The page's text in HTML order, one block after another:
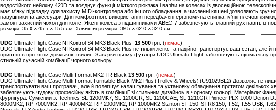
водостійкого нейлону 420D та поєднує функції місткого рюкзака і валізи на колесах із двосекційною
має м'яку підкладку для захисту MIDI-контролера або іншого обладнання, а численні кишені дозволяють зручно
навушники та аксесуари. Для комфортного використання передбачені ергономічна спинка, м'які плечові
замок і захисний чохол для коліс. Якісні колеса з підшипниками ABEC-7 забезпечують плавний рух навіть із
розміри: 35.0 × 45.5 × 15.5 см. Зовнішні розміри: 39.5 × 62.0 × 32.0 см
UDG Ultimate Flight Case NI Kontrol S4 MK3 Black Plus 13 500 грн. (немає)
UDG Ultimate Flight Case NI Kontrol S4 MK3 Black Plus не тільки легко та надійно транспортує ваш сетап, але
пристроїв протягом декількох хвилин. Завдяки цьому футляри UDG Ultimate Flight забезпечують преміальну
стильній сучасній комбінації чорного кольору.
UDG Ultimate Flight Case Multi Format MK2 TR Black 13 500 грн. (немає)
UDG Ultimate Flight Case Multi Format Turntable Black MK2 Plus (Trolley & Wheels) (U91029BL2) Дозволяє не
транспортувати ваш програвач, але й полегшує налаштування та установку обладнання протягом декількох
забезпечують чудову професійну якість в комбінації зі стильним дизайном в чорному кольорі. Матеріали:
фурнітура. Сумісний з: Technics SL-1200MK7, SL-1200GR, SL-1200GAE, SL-1210GR Pioneer PLX-1000 Denon
8000MK2, RP-7000MK2, RP-4000MK2, RP-2000MK2, RP-1000MK2 Stanton ST-150, STR8.150, T.52, T.55 USB,